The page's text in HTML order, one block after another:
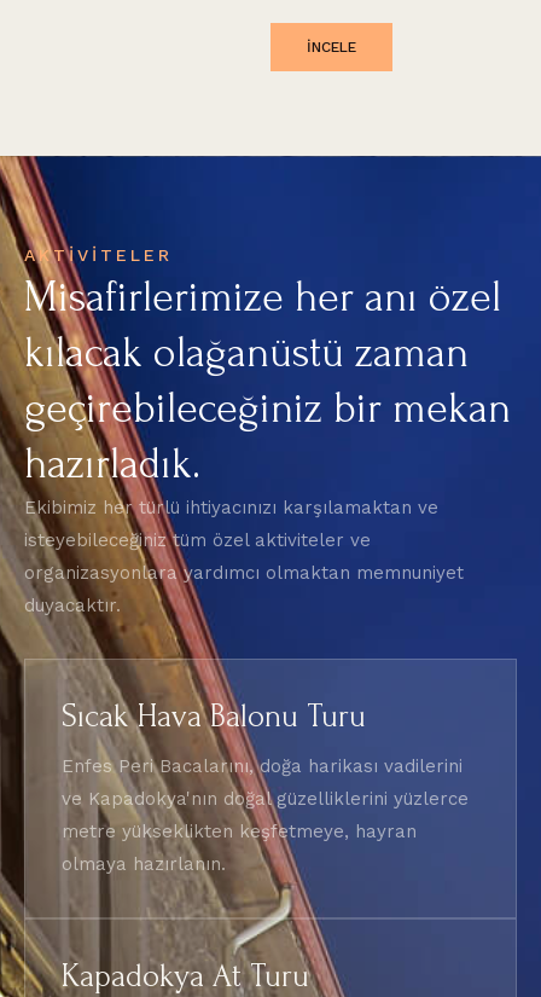
INCELE
AKTİVİTELER
Misafirlerimize her anı özel
kılacak olağanüstü zaman
geçirebileceğiniz bir mekan
hazırladık.
Ekibimiz her türlü ihtiyacınızı karşılamaktan ve
isteyebileceğiniz tüm özel aktiviteler ve
organizasyonlara yardımcı olmaktan memnuniyet
duyacaktır.
Sıcak Hava Balonu Turu
Enfes Peri Bacalarını, doğa harikası vadilerini
ve Kapadokya'nın doğal güzelliklerini yüzlerce
metre yükseklikten keşfetmeye, hayran
olmaya hazırlanın.
Kapadokya At Turu